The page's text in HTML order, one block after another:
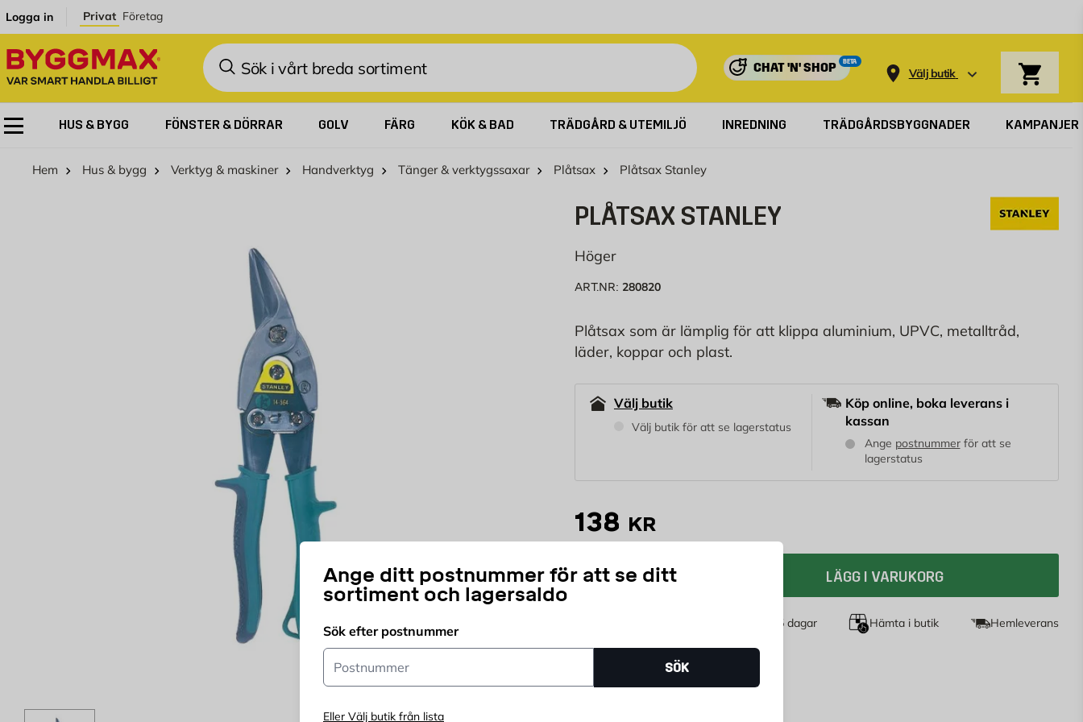
Logga in Privat Företag
Sök
CHAT 'N' SHOP
BETA
Välj butik
Ange ditt postnummer för att se ditt
sortiment och lagersaldo
Sök efter postnummer
Postnummer
SÖK
Eller Välj butik från lista
HUS & BYGG FÖNSTER & DÖRRAR GOLV FÄRG KÖK & BAD TRÄDGÅRD & UTEMILJÖ INREDNING TRÄDGÅRDSBYGGNADER KAMPANJER
Hem Hus & bygg Verktyg & maskiner Handverktyg Tänger & verktygssaxar Plåtsax Plåtsax Stanley
PLÅTSAX STANLEY
Höger
ART.NR: 280820
Plåtsax som är lämplig för att klippa aluminium, UPVC, metalltråd,
läder, koppar och plast.
Välj butik
Välj butik för att se lagerstatus
Köp online, boka leverans i
kassan
Ange postnummerför att se
lagerstatus
138 KR
st LÄGG I VARUKORG
Öppet köp i 365 dagar Hämta i butik Hemleverans